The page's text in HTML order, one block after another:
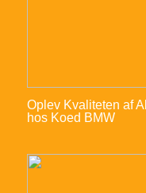
Oplev Kvaliteten af
hos Koed BMW